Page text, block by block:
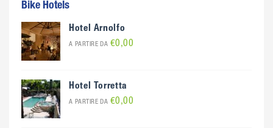
Bike Hotels
Hotel Arnolfo
A PARTIRE DA €0,00
Hotel Torretta
A PARTIRE DA €0,00